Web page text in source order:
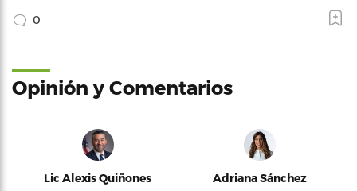
0
Opinión y Comentarios
Lic Alexis Quiñones Adriana Sánchez